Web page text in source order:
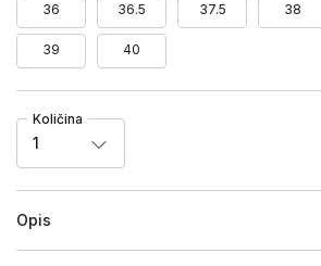
36 36.5 37.5 38
39 40
Količina
1
Opis